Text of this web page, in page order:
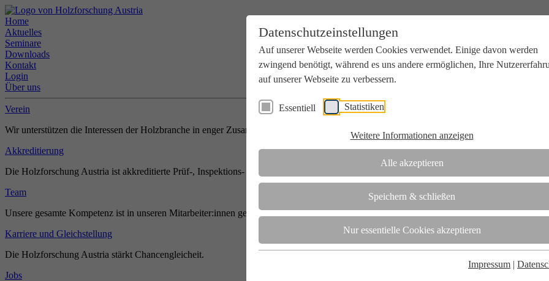
Datenschutzeinstellungen
Auf unserer Webseite werden Cookies verwendet. Einige davon werden
zwingend benötigt, während es uns andere ermöglichen, Ihre
auf unserer Webseite zu verbessern.
Essentiell Statistiken
Weitere Informationen anzeigen
Alle akzeptieren
Speichern & schließen
Nur essentielle Cookies akzeptieren
Impressum |
Home
Aktuelles
Seminare
Downloads
Kontakt
Login
Über uns
Verein
Wir unterstützen die Interessen der Holzbranche in enger Zusammenarbeit mit Wissenschaft und Wirtschaft.
Akkreditierung
Die Holzforschung Austria ist akkreditierte Prüf-, Inspektions- und Zertifizierungsstelle.
Team
Unsere gesamte Kompetenz ist in unseren Mitarbeiter:innen gebündelt
Karriere und Gleichstellung
Die Holzforschung Austria stärkt Chancengleicheit.
Jobs